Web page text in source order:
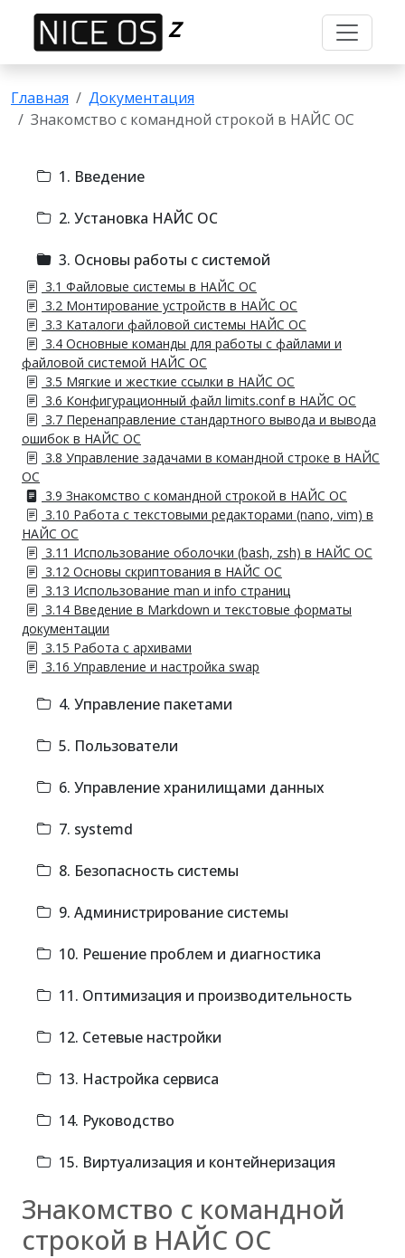
Z
Главная
Документация
Знакомство с командной строкой в НАЙС ОС
1. Введение
2. Установка НАЙС ОС
3. Основы работы с системой
3.1 Файловые системы в НАЙС ОС
3.2 Монтирование устройств в НАЙС ОС
3.3 Каталоги файловой системы НАЙС ОС
3.4 Основные команды для работы с файлами и
файловой системой НАЙС ОС
3.5 Мягкие и жесткие ссылки в НАЙС ОС
3.6 Конфигурационный файл limits.conf в НАЙС ОС
3.7 Перенаправление стандартного вывода и вывода
ошибок в НАЙС ОС
3.8 Управление задачами в командной строке в НАЙС
ОС
3.9 Знакомство с командной строкой в НАЙС ОС
3.10 Работа с текстовыми редакторами (nano, vim) в
НАЙС ОС
3.11 Использование оболочки (bash, zsh) в НАЙС ОС
3.12 Основы скриптования в НАЙС ОС
3.13 Использование man и info страниц
3.14 Введение в Markdown и текстовые форматы
документации
3.15 Работа с архивами
3.16 Управление и настройка swap
4. Управление пакетами
5. Пользователи
6. Управление хранилищами данных
7. systemd
8. Безопасность системы
9. Администрирование системы
10. Решение проблем и диагностика
11. Оптимизация и производительность
12. Сетевые настройки
13. Настройка сервиса
14. Руководство
15. Виртуализация и контейнеризация
Знакомство с командной
строкой в НАЙС ОС